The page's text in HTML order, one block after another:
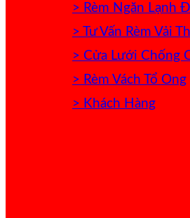
> Rèm Ngăn Lạnh
> Tư Vấn Rèm Vải
> Cửa Lưới Chống
> Rèm Vách Tổ Ong
> Khách Hàng